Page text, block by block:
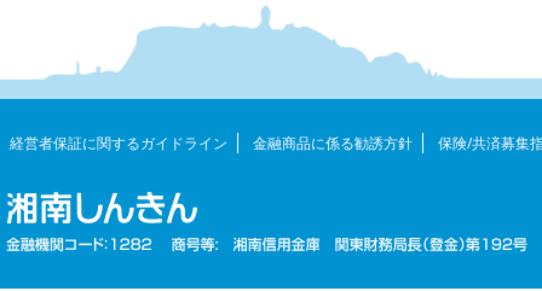
経営者保証に関するガイドライン 金融商品に係る勧誘方針 保険/共済募集